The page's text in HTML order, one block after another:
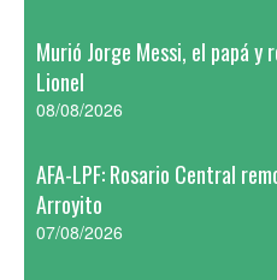
Murió Jorge Messi, el papá
Lionel
08/08/2026
AFA-LPF: Rosario Central
Arroyito
07/08/2026